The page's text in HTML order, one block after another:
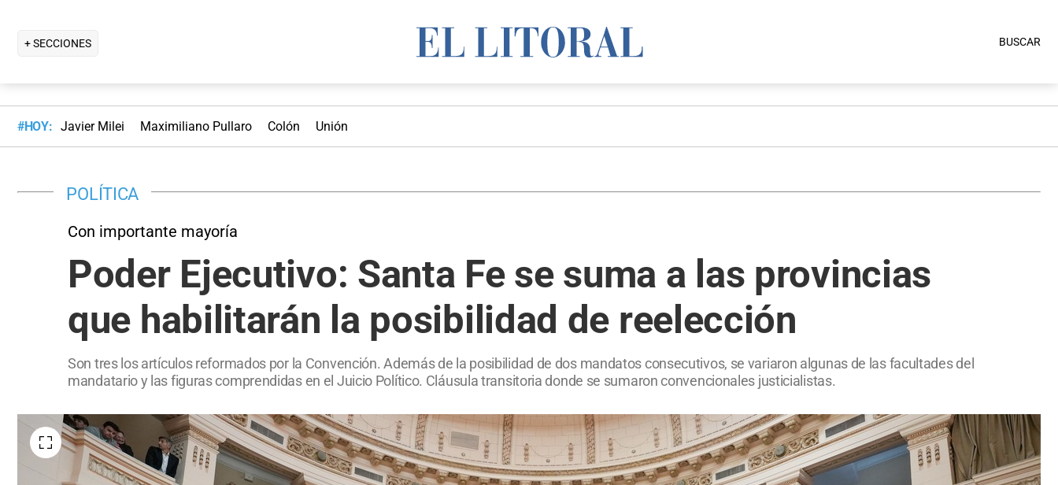
+ SECCIONES BUSCAR
#HOY: Javier Milei Maximiliano Pullaro Colón Unión
POLÍTICA
Con importante mayoría
Poder Ejecutivo: Santa Fe se suma a las provincias
que habilitarán la posibilidad de reelección
Son tres los artículos reformados por la Convención. Además de la posibilidad de dos mandatos consecutivos, se variaron algunas de las facultades del
mandatario y las figuras comprendidas en el Juicio Político. Cláusula transitoria donde se sumaron convencionales justicialistas.